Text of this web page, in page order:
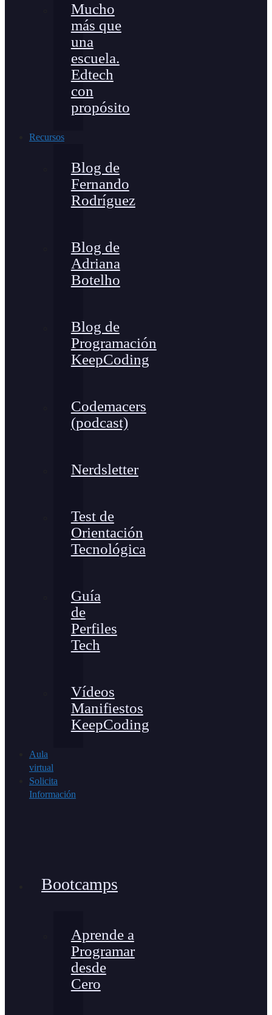
Mucho
más que
una
escuela.
Edtech
con
propósito
Recursos
Blog de
Fernando
Rodríguez
Blog de
Adriana
Botelho
Blog de
Programación
KeepCoding
Codemacers
(podcast)
Nerdsletter
Test de
Orientación
Tecnológica
Guía
de
Perfiles
Tech
Vídeos
Manifiestos
KeepCoding
Aula
virtual
Solicita
Información
Bootcamps
Aprende a
Programar
desde
Cero